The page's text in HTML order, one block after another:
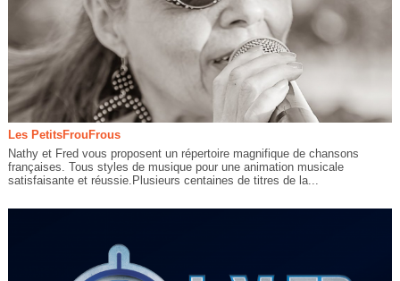
Les PetitsFrouFrous
Nathy et Fred vous proposent un répertoire magnifique de chansons
françaises. Tous styles de musique pour une animation musicale
satisfaisante et réussie.Plusieurs centaines de titres de la...